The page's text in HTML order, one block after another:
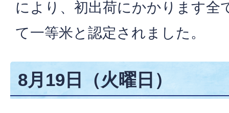
により、初出荷にかかります全
て一等米と認定されました。
8月19日（火曜日）